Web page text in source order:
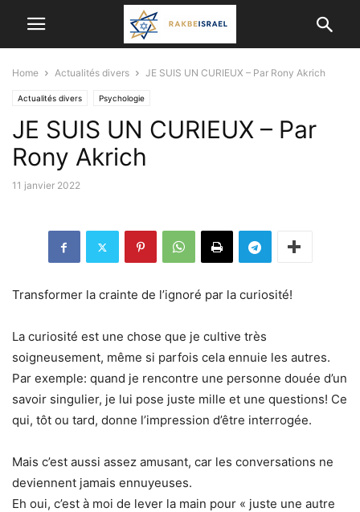
Home Actualités divers JE SUIS UN CURIEUX – Par Rony Akrich
Actualités divers Psychologie
JE SUIS UN CURIEUX – Par
Rony Akrich
11 janvier 2022
Transformer la crainte de l’ignoré par la curiosité!
La curiosité est une chose que je cultive très
soigneusement, même si parfois cela ennuie les autres.
Par exemple: quand je rencontre une personne douée d’un
savoir singulier, je lui pose juste mille et une questions! Ce
qui, tôt ou tard, donne l’impression d’être interrogée.
Mais c’est aussi assez amusant, car les conversations ne
deviennent jamais ennuyeuses.
Eh oui, c’est à moi de lever la main pour « juste une autre